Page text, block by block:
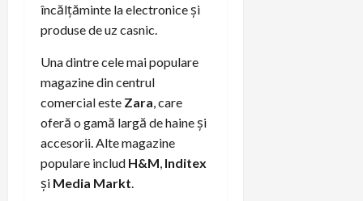
încălțăminte la electronice și
produse de uz casnic.
Una dintre cele mai populare
magazine din centrul
comercial este Zara , care
oferă o gamă largă de haine și
accesorii. Alte magazine
populare includ H&M Inditex
și Media Markt